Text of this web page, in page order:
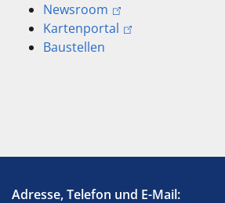
Newsroom
Kartenportal
Baustellen
Adresse, Telefon und E-Mail: